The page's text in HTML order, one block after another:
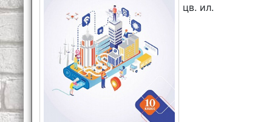
цв. ил.